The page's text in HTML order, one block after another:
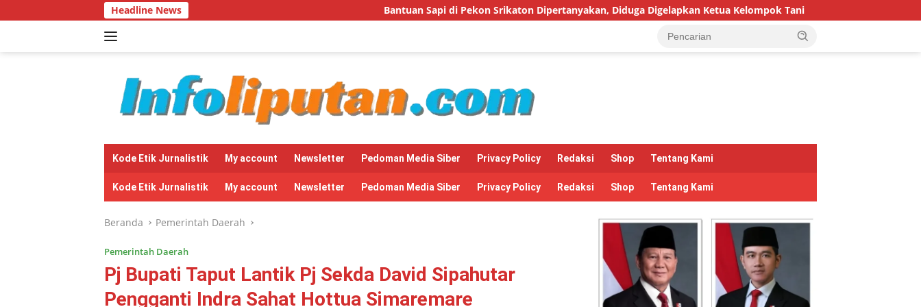
ke
Headline News Bantuan Sapi di Pekon Srikaton Dipertanyakan, Diduga Digelapkan Ketua Kelompok Tani Hari Hutan Indonesia 2026: Pulihkan
Kode Etik Jurnalistik My account Newsletter Pedoman Media Siber Privacy Policy Redaksi Shop Tentang Kami
Kode Etik Jurnalistik My account Newsletter Pedoman Media Siber Privacy Policy Redaksi Shop Tentang Kami
Beranda Pemerintah Daerah
Pemerintah Daerah
Pj Bupati Taput Lantik Pj Sekda David Sipahutar
Pengganti Indra Sahat Hottua Simaremare